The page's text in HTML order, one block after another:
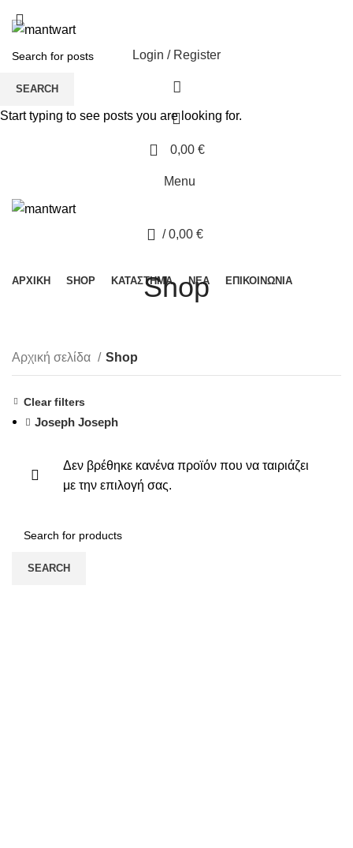
Login / Register
0,00 €
Menu
/ 0,00 €
ΑΡΧΙΚΉ SHOP ΚΑΤΆΣΤΗΜΑ ΝΈΑ ΕΠΙΚΟΙΝΩΝΊΑ
Shop
Αρχική σελίδα Shop
Clear filters
Joseph Joseph
Δεν βρέθηκε κανένα προϊόν που να ταιριάζει
με την επιλογή σας.
SEARCH
SEARCH
Start typing to see posts you are looking for.